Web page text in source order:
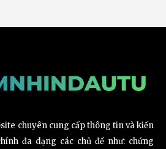
chuyên cung cấp thông tin và kiến
đa dạng các chủ đề như: chứng